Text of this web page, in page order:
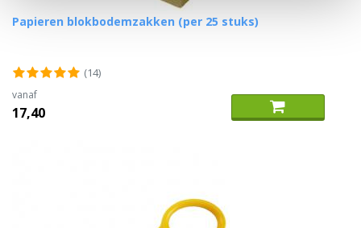
Papieren blokbodemzakken (per 25 stuks)
(14)
vanaf
17,40